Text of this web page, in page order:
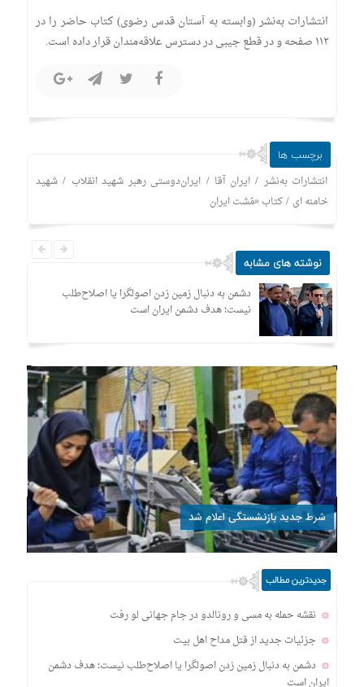
انتشارات به‌نشر (وابسته به آستان قدس رضوی) کتاب حاضر را در
۱۱۲ صفحه و در قطع جیبی در دسترس علاقه‌مندان قرار داده است.
برچسب ها
انتشارات به‌نشر / ایران آقا / ایران‌دوستی رهبر شهید انقلاب / شهید
خامنه ای /کتاب «مُشت ایران
نوشته های مشابه
دشمن به دنبال زمین زدن اصولگرا یا اصلاح‌طلب
نیست؛ هدف دشمن ایران است
شرط جدید بازنشستگی اعلام شد
جدیدترین مطالب
نقشه حمله به مسی و رونالدو در جام جهانی لو رفت
جزئیات جدید از قتل مداح اهل‌ بیت
دشمن به دنبال زمین زدن اصولگرا یا اصلاح‌طلب نیست؛ هدف دشمن
ایران است